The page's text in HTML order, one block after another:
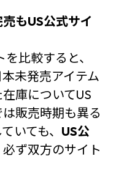
もUS公式サイ
比較すると、
未発売アイテム
庫についてUS
販売時期も異る
いても、 US公
必ず双方のサイト